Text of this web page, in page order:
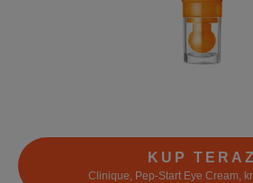
KUP TERAZ
Clinique, Pep-Start Eye Cream,